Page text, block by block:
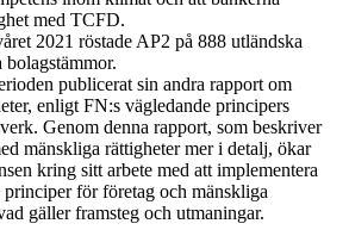
med TCFD.
2021 röstade AP2 på 888 utländska
bolagstämmor.
publicerat sin andra rapport om
enligt FN:s vägledande principers
Genom denna rapport, som beskriver
mänskliga rättigheter mer i detalj, ökar
kring sitt arbete med att implementera
för företag och mänskliga
gäller framsteg och utmaningar.